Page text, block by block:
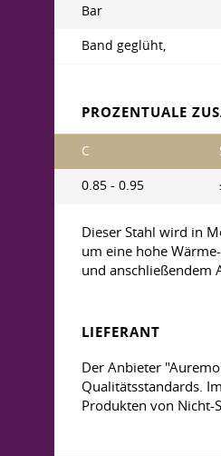
Bar
Band geglüht,
PROZENTUALE
C
0.85 - 0.95
Dieser Stahl wird in
um eine hohe
und anschließendem
LIEFERANT
Der Anbieter
Qualitätsstandards.
Produkten von Nicht-